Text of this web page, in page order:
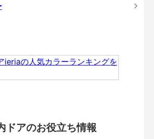
ドアのお役立ち情報